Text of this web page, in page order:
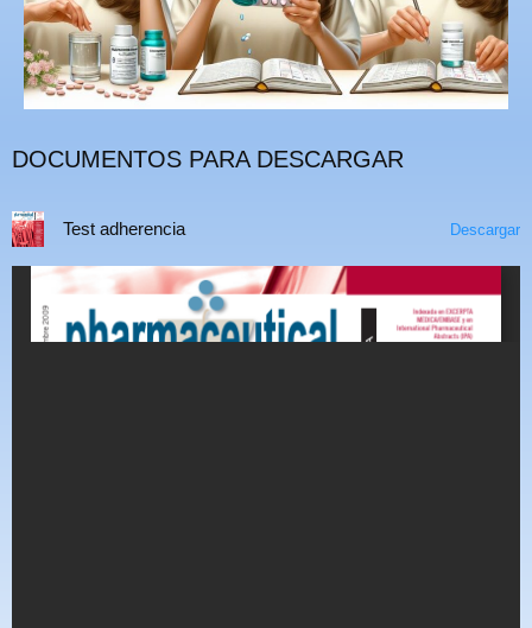
DOCUMENTOS PARA DESCARGAR
Test adherencia Descargar